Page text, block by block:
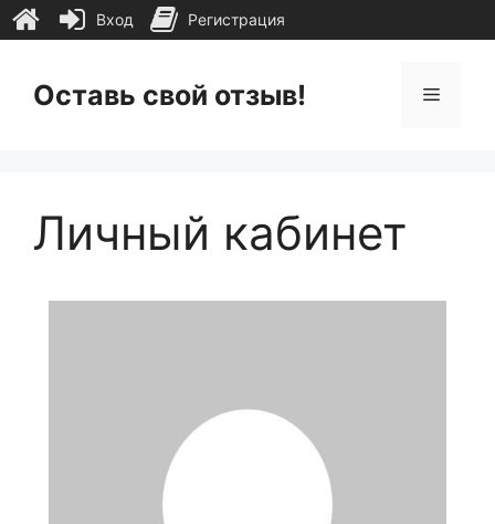
содержимому
Оставь свой отзыв! Меню
Личный кабинет
Вход Регистрация